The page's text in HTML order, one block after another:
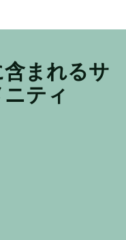
まれるサ
ティ